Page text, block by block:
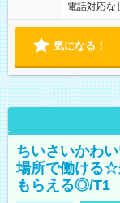
電話対応な
気になる！
ちいさいかわ
場所で働ける☆
もらえる◎/T1